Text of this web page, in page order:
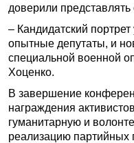
доверили
– Кандидатский
опытные депутаты, и
специальной военной
Хоценко.
В завершение
награждения
гуманитарную и
реализацию партийных